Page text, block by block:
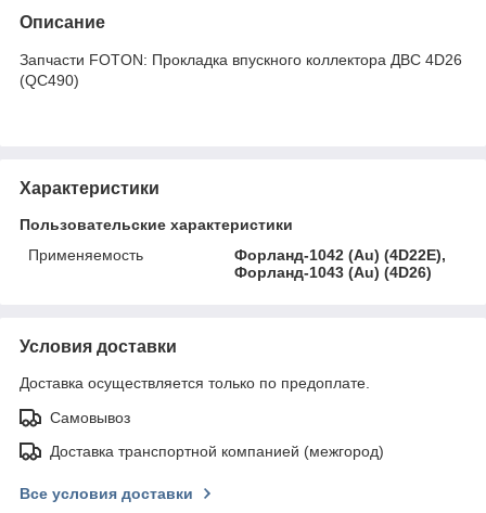
Описание
Запчасти FOTON: Прокладка впускного коллектора ДВС 4D26
(QC490)
Характеристики
Пользовательские характеристики
Применяемость
Форланд-1042 (Au) (4D22E),
Форланд-1043 (Au) (4D26)
Условия доставки
Доставка осуществляется только по предоплате.
Самовывоз
Доставка транспортной компанией (межгород)
Все условия доставки